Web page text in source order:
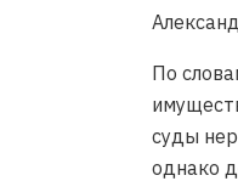
По
суды
однако